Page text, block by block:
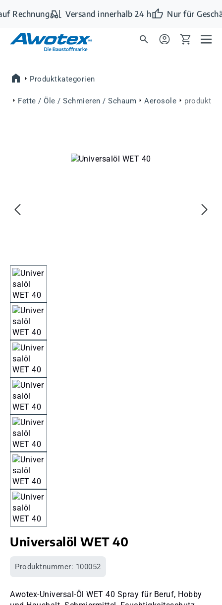
Zum Hauptinhalt springen
Rechnung Versand innerhalb 24 h Nur für
Produktkategorien
Fette / Öle / Schmieren / Schaum Aerosole produkt
Bildergalerie überspringen
Universalöl WET 40
Produktnummer: 100052
Awotex-Universal-Öl WET 40 Spray für Beruf, Hobby